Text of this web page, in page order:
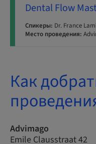
Dental Flow
Спикеры: Dr. France
Место проведения:
Как
Advimago
Emile Clausstraat 42